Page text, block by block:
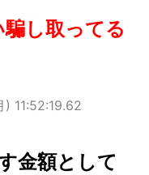
し取ってる
11:52:19.62
金額として